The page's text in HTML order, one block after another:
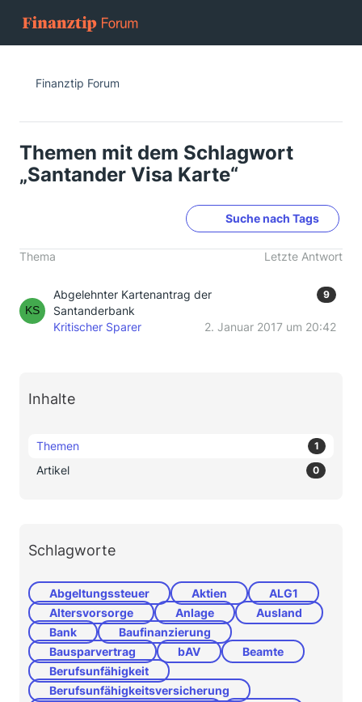
Finanztip Forum
Themen mit dem Schlagwort
„Santander Visa Karte“
Suche nach Tags
Thema Letzte Antwort
Abgelehnter Kartenantrag der
Santanderbank
9
Kritischer Sparer 2. Januar 2017 um 20:42
Inhalte
Themen 1
Artikel 0
Schlagworte
Abgeltungssteuer Aktien
ALG1
Altersvorsorge
Anlage
Ausland
Bank
Baufinanzierung
Bausparvertrag
bAV
Beamte
Berufsunfähigkeit
Berufsunfähigkeitsversicherung